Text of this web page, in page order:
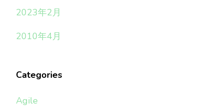
2023年2月
2010年4月
Categories
Agile